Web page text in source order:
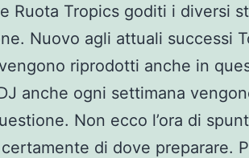
Ruota Tropics goditi i diversi
Nuovo agli attuali successi
riprodotti anche in
anche ogni settimana
Non ecco l’ora di
di dove preparare.